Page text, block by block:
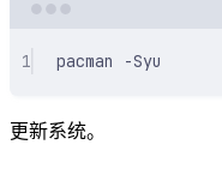
1 pacman -Syu
更新系统。